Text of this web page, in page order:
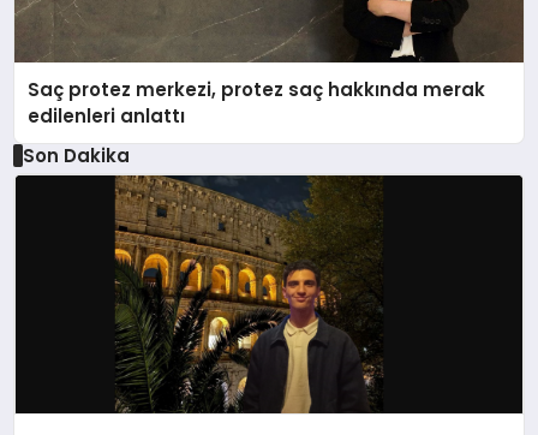
Saç protez merkezi, protez saç hakkında merak
edilenleri anlattı
Son Dakika